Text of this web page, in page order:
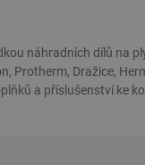
náhradních dílů na
Protherm, Dražice,
a příslušenství ke